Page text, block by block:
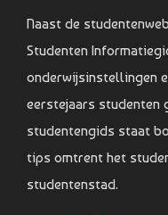
Naast de
Studenten
onderwijsinstellingen
eerstejaars studenten
studentengids staat
tips omtrent het
studentenstad.